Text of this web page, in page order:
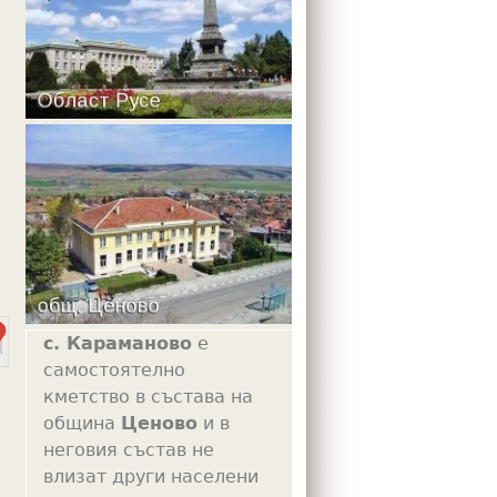
с. Караманово е
самостоятелно
кметство в състава на
община Ценово и в
неговия състав не
влизат други населени